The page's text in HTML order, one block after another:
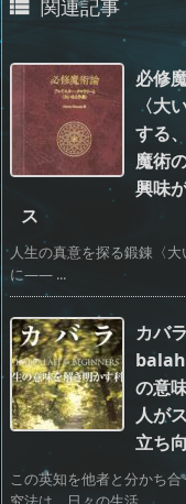
 関連記事
必修
〈大
する
魔術
興味
ス
人生の真意を探る鍛錬〈
に―― ...
カバ
の意
人が
立ち
この英知を他者と分かち